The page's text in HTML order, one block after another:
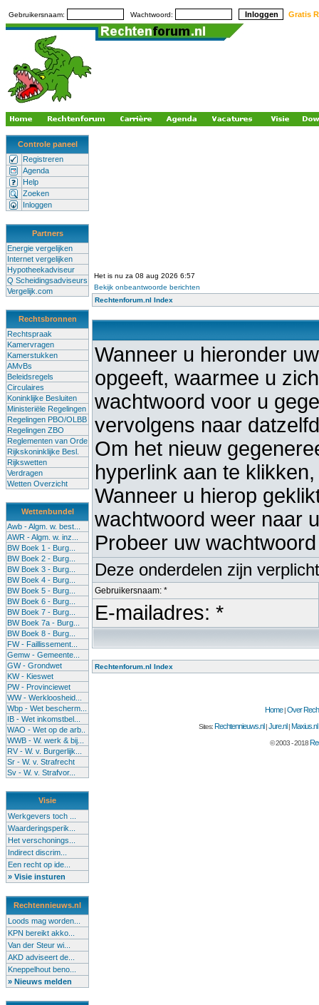
Gebruikersnaam: Wachtwoord: Gratis
Controle paneel
Registreren
Agenda
Help
Zoeken
Inloggen
Partners
Energie vergelijken
Internet vergelijken
Hypotheekadviseur
Q Scheidingsadviseurs
Vergelijk.com
Rechtsbronnen
Rechtspraak
Kamervragen
Kamerstukken
AMvBs
Beleidsregels
Circulaires
Koninklijke Besluiten
Ministeriële Regelingen
Regelingen PBO/OLBB
Regelingen ZBO
Reglementen van Orde
Rijkskoninklijke Besl.
Rijkswetten
Verdragen
Wetten Overzicht
Wettenbundel
Awb - Algm. w. best...
AWR - Algm. w. inz...
BW Boek 1 - Burg...
BW Boek 2 - Burg...
BW Boek 3 - Burg...
BW Boek 4 - Burg...
BW Boek 5 - Burg...
BW Boek 6 - Burg...
BW Boek 7 - Burg...
BW Boek 7a - Burg...
BW Boek 8 - Burg...
FW - Faillissement...
Gemw - Gemeente...
GW - Grondwet
KW - Kieswet
PW - Provinciewet
WW - Werkloosheid...
Wbp - Wet bescherm...
IB - Wet inkomstbel...
WAO - Wet op de arb..
WWB - W. werk & bij...
RV - W. v. Burgerlijk...
Sr - W. v. Strafrecht
Sv - W. v. Strafvor...
Visie
Werkgevers toch ...
Waarderingsperik...
Het verschonings...
Indirect discrim...
Een recht op ide...
» Visie insturen
Rechtennieuws.nl
Loods mag worden...
KPN bereikt akko...
Van der Steur wi...
AKD adviseert de...
Kneppelhout beno...
» Nieuws melden
Het is nu za 08 aug 2026 6:57
Bekijk onbeantwoorde berichten
Rechtenforum.nl Index
Wanneer u hieronder
opgeeft, waarmee u
wachtwoord voor u
vervolgens naar
Om het nieuw
hyperlink aan te
Wanneer u hierop
wachtwoord weer naar
Probeer uw
Deze onderdelen zijn verplicht
Gebruikersnaam: *
E-mailadres: *
Rechtenforum.nl Index
Home|Over
Sites:Rechtennieuws.nl |Jure.nl |Maxius.nl
© 2003 - 2018